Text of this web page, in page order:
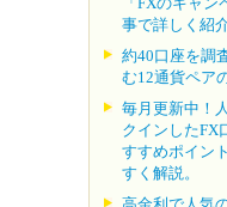
事で詳しく紹
約40口座を調
む12通貨ペア
毎月更新中！
クインしたFX
すすめポイン
すく解説。